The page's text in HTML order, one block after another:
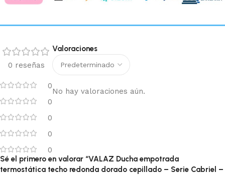
0 reseñas
0
0
0
0
0
Valoraciones
No hay valoraciones aún.
Sé el primero en valorar “VALAZ Ducha empotrada
termostática techo redonda dorado cepillado – Serie Cabriel –